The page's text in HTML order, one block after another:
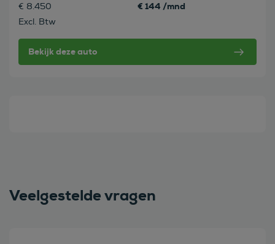
€ 8.450
Excl. Btw
€ 144 /mnd
Bekijk deze auto
Veelgestelde vragen